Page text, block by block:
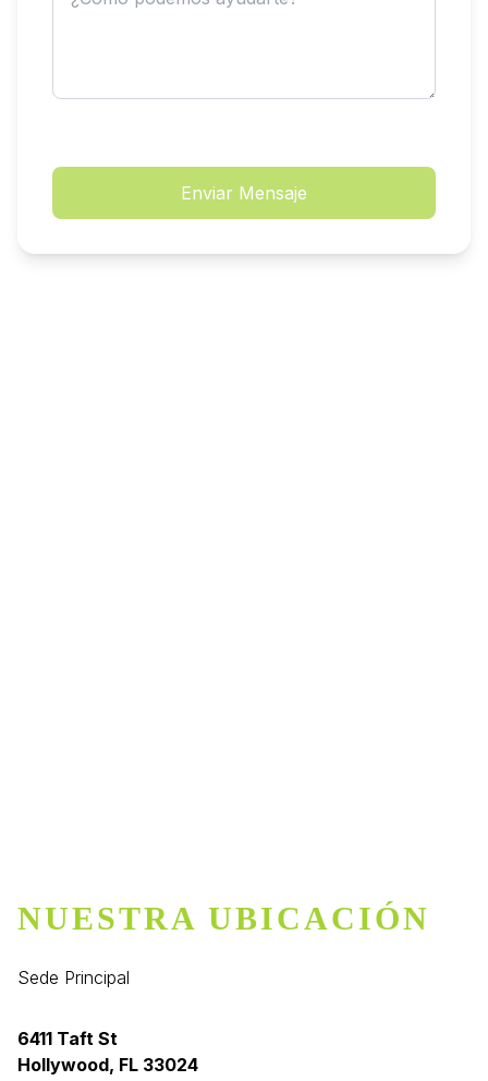
Enviar Mensaje
NUESTRA UBICACIÓN
Sede Principal
6411 Taft St
Hollywood, FL 33024